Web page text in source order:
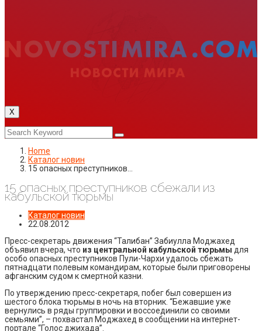
X
Home
Каталог новин
15 опасных преступников…
15 опасных преступников сбежали из
кабульской тюрьмы
Каталог новин
22.08.2012
Пресс-секретарь движения “Талибан” Забиулла Моджахед
объявил вчера, что из центральной кабульской тюрьмы для
особо опасных преступников Пули-Чархи удалось сбежать
пятнадцати полевым командирам, которые были приговорены
афганским судом к смертной казни.
По утверждению пресс-секретаря, побег был совершен из
шестого блока тюрьмы в ночь на вторник. “Бежавшие уже
вернулись в ряды группировки и воссоединили со своими
семьями”, – похвастал Моджахед в сообщении на интернет-
портале “Голос джихада”.